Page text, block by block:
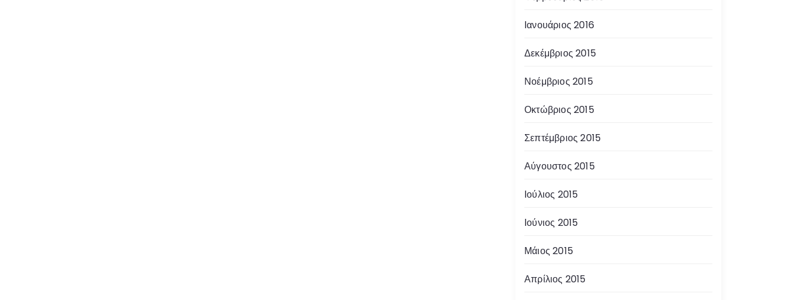
Ιανουάριος 2016
Δεκέμβριος 2015
Νοέμβριος 2015
Οκτώβριος 2015
Σεπτέμβριος 2015
Αύγουστος 2015
Ιούλιος 2015
Ιούνιος 2015
Μάιος 2015
Απρίλιος 2015